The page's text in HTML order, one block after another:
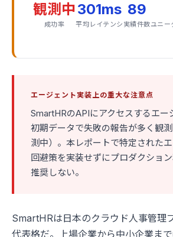
観測中
成功率
301ms
平均レイテンシ
89
実績件数ユニー
エージェント実装上の重大な注意点
SmartHRのAPIにアクセスするエー
初期データで失敗の報告が多く観
測中）。本レポートで特定された
回避策を実装せずにプロダクショ
推奨しない。
SmartHRは日本のクラウド人事管理
代表格だ。上場企業から中小企業ま